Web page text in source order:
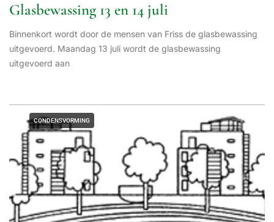
Glasbewassing 13 en 14 juli
Binnenkort wordt door de mensen van Friss de glasbewassing
uitgevoerd. Maandag 13 juli wordt de glasbewassing
uitgevoerd aan
CONDENSVORMING